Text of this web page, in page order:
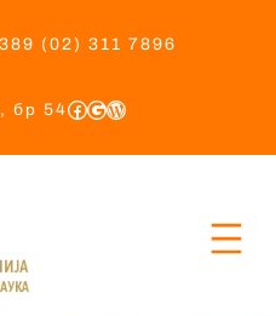
(02) 311 7896
бр 54